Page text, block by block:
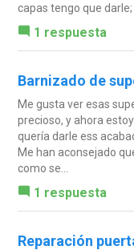
capas tengo que darle;
1 respuesta
Barnizado de
Me gusta ver esas
precioso, y ahora
quería darle ess
Me han aconsejado
como se...
1 respuesta
Reparación